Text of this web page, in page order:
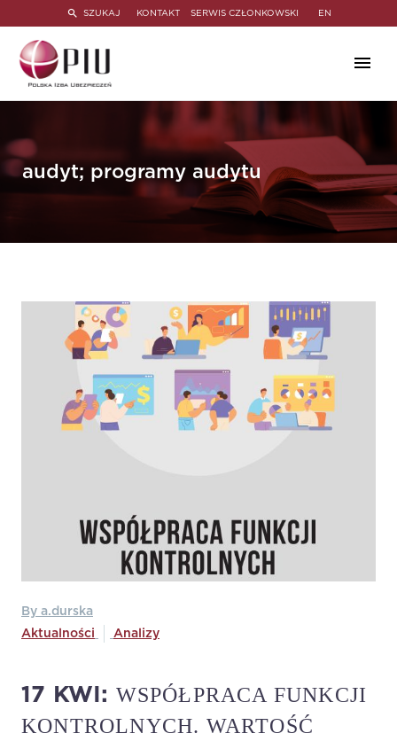
SZUKAJ KONTAKT SERWIS CZŁONKOWSKI EN
audyt; programy audytu
By a.durska
Aktualności
Analizy
17 KWI: WSPÓŁPRACA FUNKCJI
KONTROLNYCH. WARTOŚĆ